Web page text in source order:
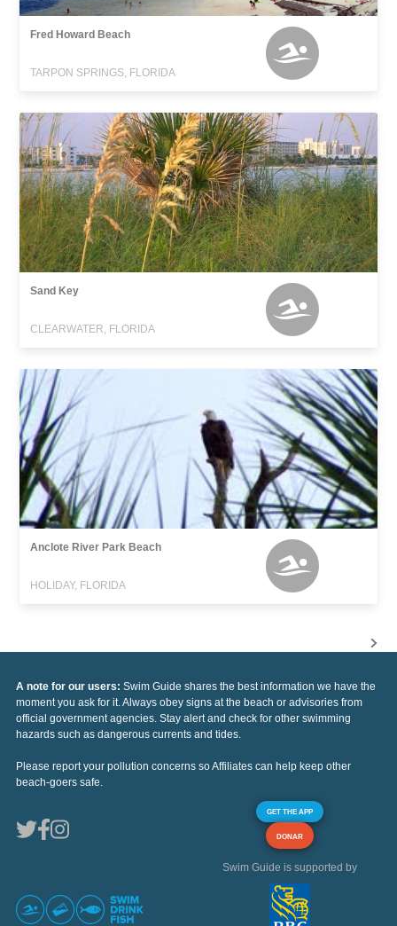
Fred Howard Beach
TARPON SPRINGS, FLORIDA
Sand Key
CLEARWATER, FLORIDA
Anclote River Park Beach
HOLIDAY, FLORIDA
A note for our users: Swim Guide shares the best information we have the
moment you ask for it. Always obey signs at the beach or advisories from
official government agencies. Stay alert and check for other swimming
hazards such as dangerous currents and tides.
Please report your pollution concerns so Affiliates can help keep other
beach-goers safe.
GET THE APP
DONAR
Swim Guide is supported by